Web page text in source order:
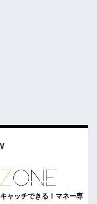
ャッチできる！マネー専